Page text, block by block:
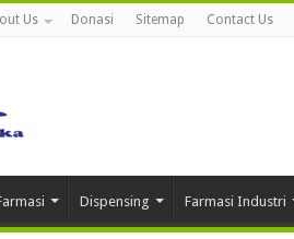
Us Donasi Sitemap Contact Us
Dispensing Farmasi Industri